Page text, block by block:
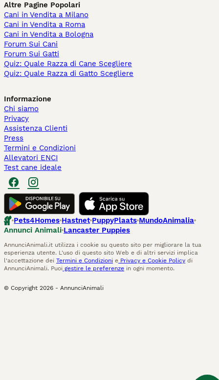
Altre Pagine Popolari
Cani in Vendita a Milano
Cani in Vendita a Roma
Cani in Vendita a Bologna
Forum Sui Cani
Forum Sui Gatti
Quiz: Quale Razza di Cane Scegliere
Quiz: Quale Razza di Gatto Scegliere
Informazione
Chi siamo
Privacy
Assistenza Clienti
Press
Termini e Condizioni
Allevatori ENCI
Test cane ideale
Pets4Homes Hastnet PuppyPlaats MundoAnimalia
Annunci Animali Lancaster Puppies
AnnunciAnimali.it utilizza i cookie su questo sito per migliorare la tua
esperienza utente. L'uso di questo sito Web e di altri servizi implica
l'accettazione dei Termini e Condizioni e Privacy e Cookie Policy di
AnnunciAnimali. Puoi gestire le preferenze in ogni momento.
© Copyright 2026 - AnnunciAnimali